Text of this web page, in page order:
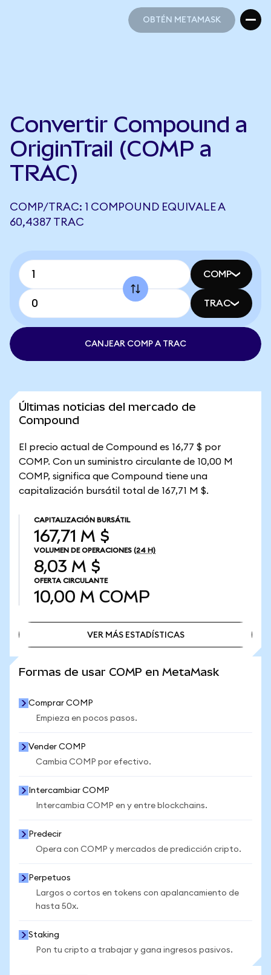
OBTÉN METAMASK
Convertir Compound a
OriginTrail (COMP a
TRAC)
COMP/TRAC: 1 COMPOUND EQUIVALE A
60,4387 TRAC
COMP
TRAC
CANJEAR COMP A TRAC
Últimas noticias del mercado de
Compound
El precio actual de Compound es 16,77 $ por
COMP. Con un suministro circulante de 10,00 M
COMP, significa que Compound tiene una
capitalización bursátil total de 167,71 M $.
CAPITALIZACIÓN BURSÁTIL
167,71 M $
VOLUMEN DE OPERACIONES (24 H)
8,03 M $
OFERTA CIRCULANTE
10,00 M COMP
VER MÁS ESTADÍSTICAS
Formas de usar COMP en MetaMask
Comprar COMP
Empieza en pocos pasos.
Vender COMP
Cambia COMP por efectivo.
Intercambiar COMP
Intercambia COMP en y entre blockchains.
Predecir
Opera con COMP y mercados de predicción cripto.
Perpetuos
Largos o cortos en tokens con apalancamiento de
hasta 50x.
Staking
Pon tu cripto a trabajar y gana ingresos pasivos.